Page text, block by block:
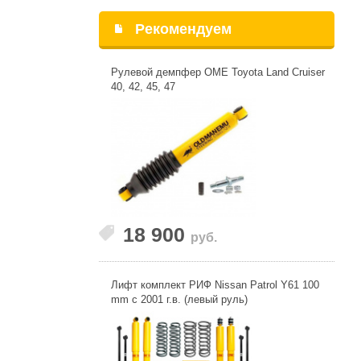
Рекомендуем
Рулевой демпфер OME Toyota Land Cruiser
40, 42, 45, 47
18 900 руб.
Лифт комплект РИФ Nissan Patrol Y61 100
mm c 2001 г.в. (левый руль)